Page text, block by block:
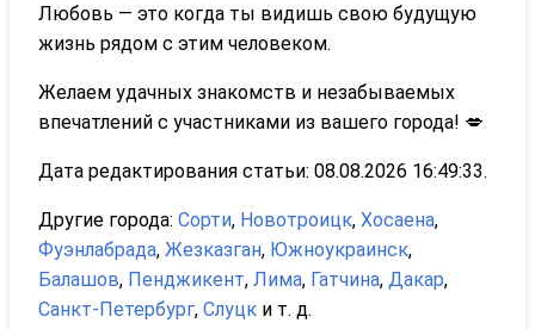
Любовь — это когда ты видишь свою будущую
жизнь рядом с этим человеком.
Желаем удачных знакомств и незабываемых
впечатлений с участниками из вашего города! 💋
Дата редактирования статьи: 08.08.2026 16:49:33.
Другие города: Сорти, Новотроицк, Хосаена,
Фуэнлабрада, Жезказган, Южноукраинск,
Балашов, Пенджикент, Лима, Гатчина, Дакар,
Санкт-Петербург, Слуцк и т. д.